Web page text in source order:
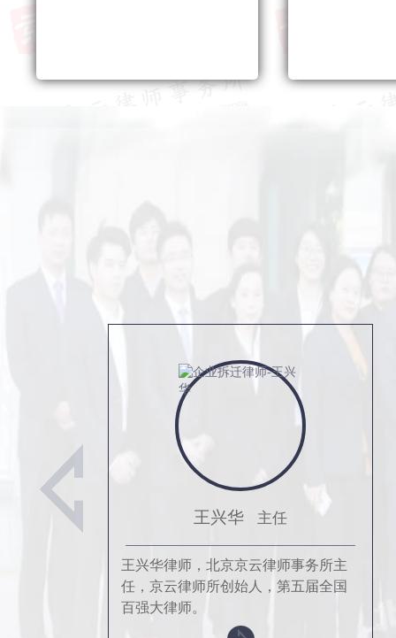
王兴华 主任
王兴华律师，北京京云律师事务所主
任，京云律师所创始人，第五届全国
百强大律师。